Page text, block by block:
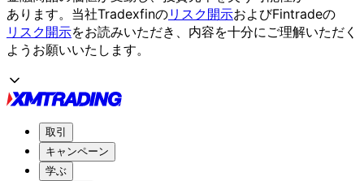
あります。 当社Tradexfinのリスク開示およびFintradeの
リスク開示をお読みいただき、 内容を十分にご理解いただく
よう お願いいたします。
取引
キャンペーン
学ぶ